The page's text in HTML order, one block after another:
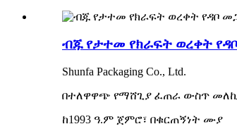
ብጁ የታተመ የክራፍት ወረቀት
Shunfa Packaging Co., Ltd.
በተለዋዋጭ የማሸጊያ ፈጠራ ውስጥ
ከ1993 ዓ.ም ጀምሮ፣ በቁርጠኝነት ሙያ